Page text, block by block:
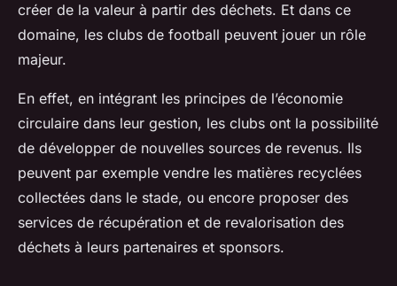
créer de la valeur à partir des déchets. Et dans ce
domaine, les clubs de football peuvent jouer un rôle
majeur.
En effet, en intégrant les principes de l’économie
circulaire dans leur gestion, les clubs ont la possibilité
de développer de nouvelles sources de revenus. Ils
peuvent par exemple vendre les matières recyclées
collectées dans le stade, ou encore proposer des
services de récupération et de revalorisation des
déchets à leurs partenaires et sponsors.